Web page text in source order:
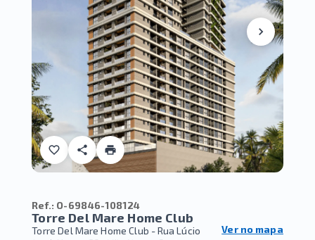
Ref.: O-69846-108124
Torre Del Mare Home Club
Torre Del Mare Home Club -Rua Lúcio
Ver no mapa